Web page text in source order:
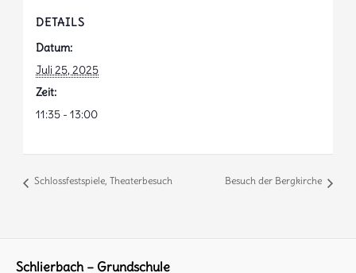
DETAILS
Datum:
Juli 25, 2025
Zeit:
11:35 - 13:00
Schlossfestspiele, Theaterbesuch Besuch der Bergkirche
Schlierbach – Grundschule